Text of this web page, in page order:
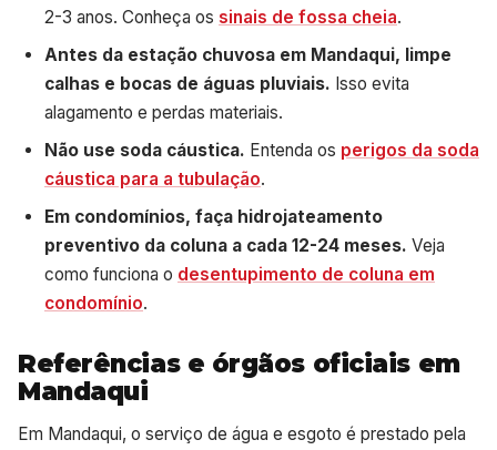
2-3 anos. Conheça os sinais de fossa cheia.
Antes da estação chuvosa em Mandaqui, limpe
calhas e bocas de águas pluviais. Isso evita
alagamento e perdas materiais.
Não use soda cáustica. Entenda os perigos da soda
cáustica para a tubulação.
Em condomínios, faça hidrojateamento
preventivo da coluna a cada 12-24 meses. Veja
como funciona o desentupimento de coluna em
condomínio.
Referências e órgãos oficiais em
Mandaqui
Em Mandaqui, o serviço de água e esgoto é prestado pela